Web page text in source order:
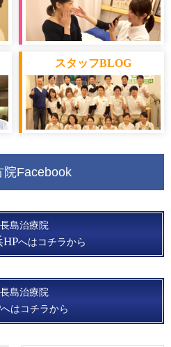
スタッフBLOG
院Facebook
島治療院
へはコチラから
島治療院
へはコチラから